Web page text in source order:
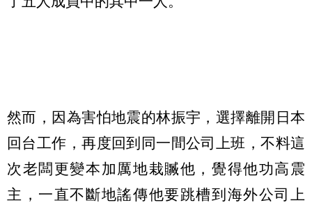
然而，因為害怕地震的林振宇，選擇離開日本
回台工作，再度回到同一間公司上班，不料這
次老闆更變本加厲地栽贓他，覺得他功高震
主，一直不斷地謠傳他要跳槽到海外公司上